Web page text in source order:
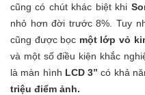
cũng có chút khác biệt khi
nhỏ hơn đời trước 8%. Tuy
cũng được bọc một lớp vỏ
và một số điều kiện khắc
là màn hình LCD 3” có khả
triệu điểm ảnh.